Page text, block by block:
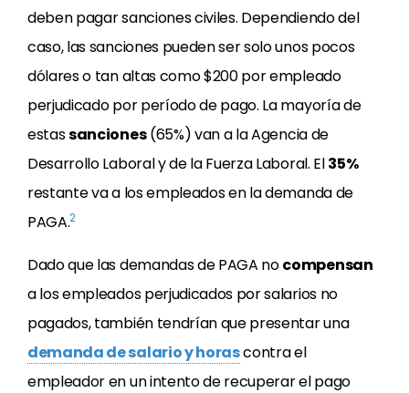
deben pagar sanciones civiles. Dependiendo del
caso, las sanciones pueden ser solo unos pocos
dólares o tan altas como $200 por empleado
perjudicado por período de pago. La mayoría de
estassanciones(65%) van a laAgencia de
Desarrollo Laboral y de la Fuerza Laboral. El35%
restante va a los empleados en la demanda de
PAGA.2
Dado que las demandas de PAGA nocompensan
a los empleados perjudicados por salarios no
pagados, también tendrían que presentar una
demanda de salario y horascontra el
empleador en un intento de recuperar el pago